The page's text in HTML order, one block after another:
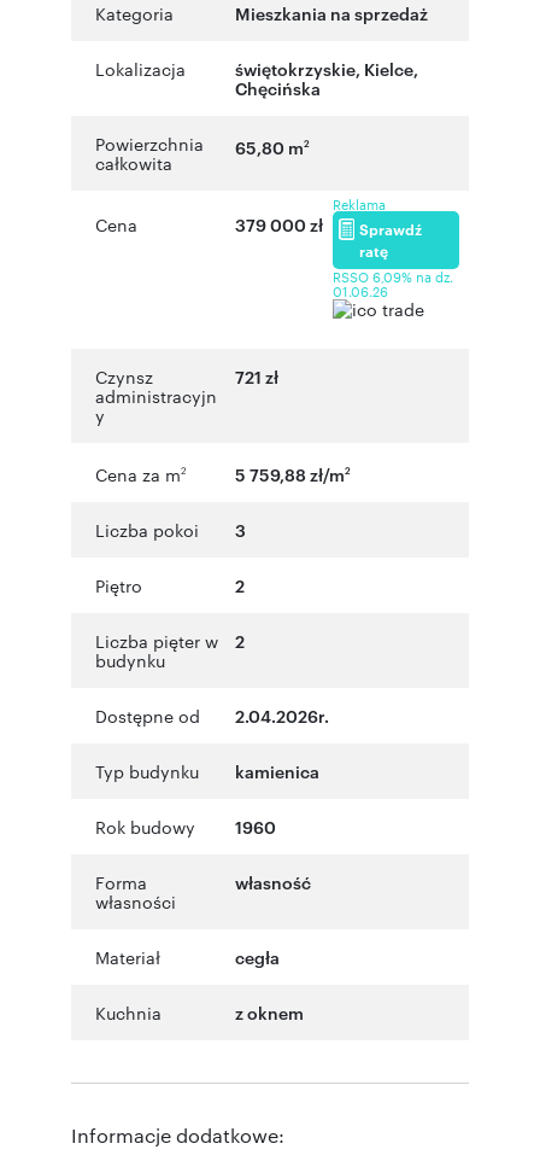
Kategoria Mieszkania na sprzedaż
Lokalizacja świętokrzyskie, Kielce,
Chęcińska
Powierzchnia
całkowita
65,80 m2
Cena 379 000 zł
Reklama
Sprawdź
ratę
RSSO 6,09% na dz.
01.06.26
Czynsz
administracyjn
y
721 zł
Cena za m2 5 759,88 zł/m2
Liczba pokoi 3
Piętro 2
Liczba pięter w
budynku
2
Dostępne od 2.04.2026r.
Typ budynku kamienica
Rok budowy 1960
Forma
własności
własność
Materiał cegła
Kuchnia z oknem
Informacje dodatkowe: